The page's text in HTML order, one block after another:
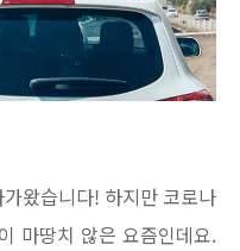
왔습니다! 하지만 코로나
마땅치 않은 요즘인데요.